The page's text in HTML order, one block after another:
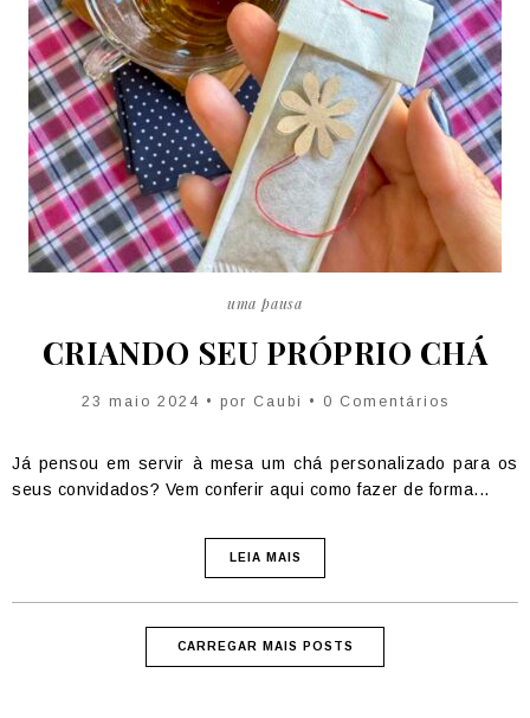
uma pausa
CRIANDO SEU PRÓPRIO CHÁ
23 maio 2024 • por Caubi • 0 Comentários
Já pensou em servir à mesa um chá personalizado para os
seus convidados? Vem conferir aqui como fazer de forma...
LEIA MAIS
CARREGAR MAIS POSTS